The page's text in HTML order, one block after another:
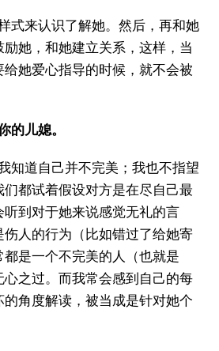
式来认识了解她。然后，再和她
她，和她建立关系，这样，当
她爱心指导的时候，就不会被
的儿媳。
知道自己并不完美；我也不指望
都试着假设对方是在尽自己最
到对于她来说感觉无礼的言
人的行为（比如错过了给她寄
是一个不完美的人（也就是
之过。而我常会感到自己的每
角度解读，被当成是针对她个